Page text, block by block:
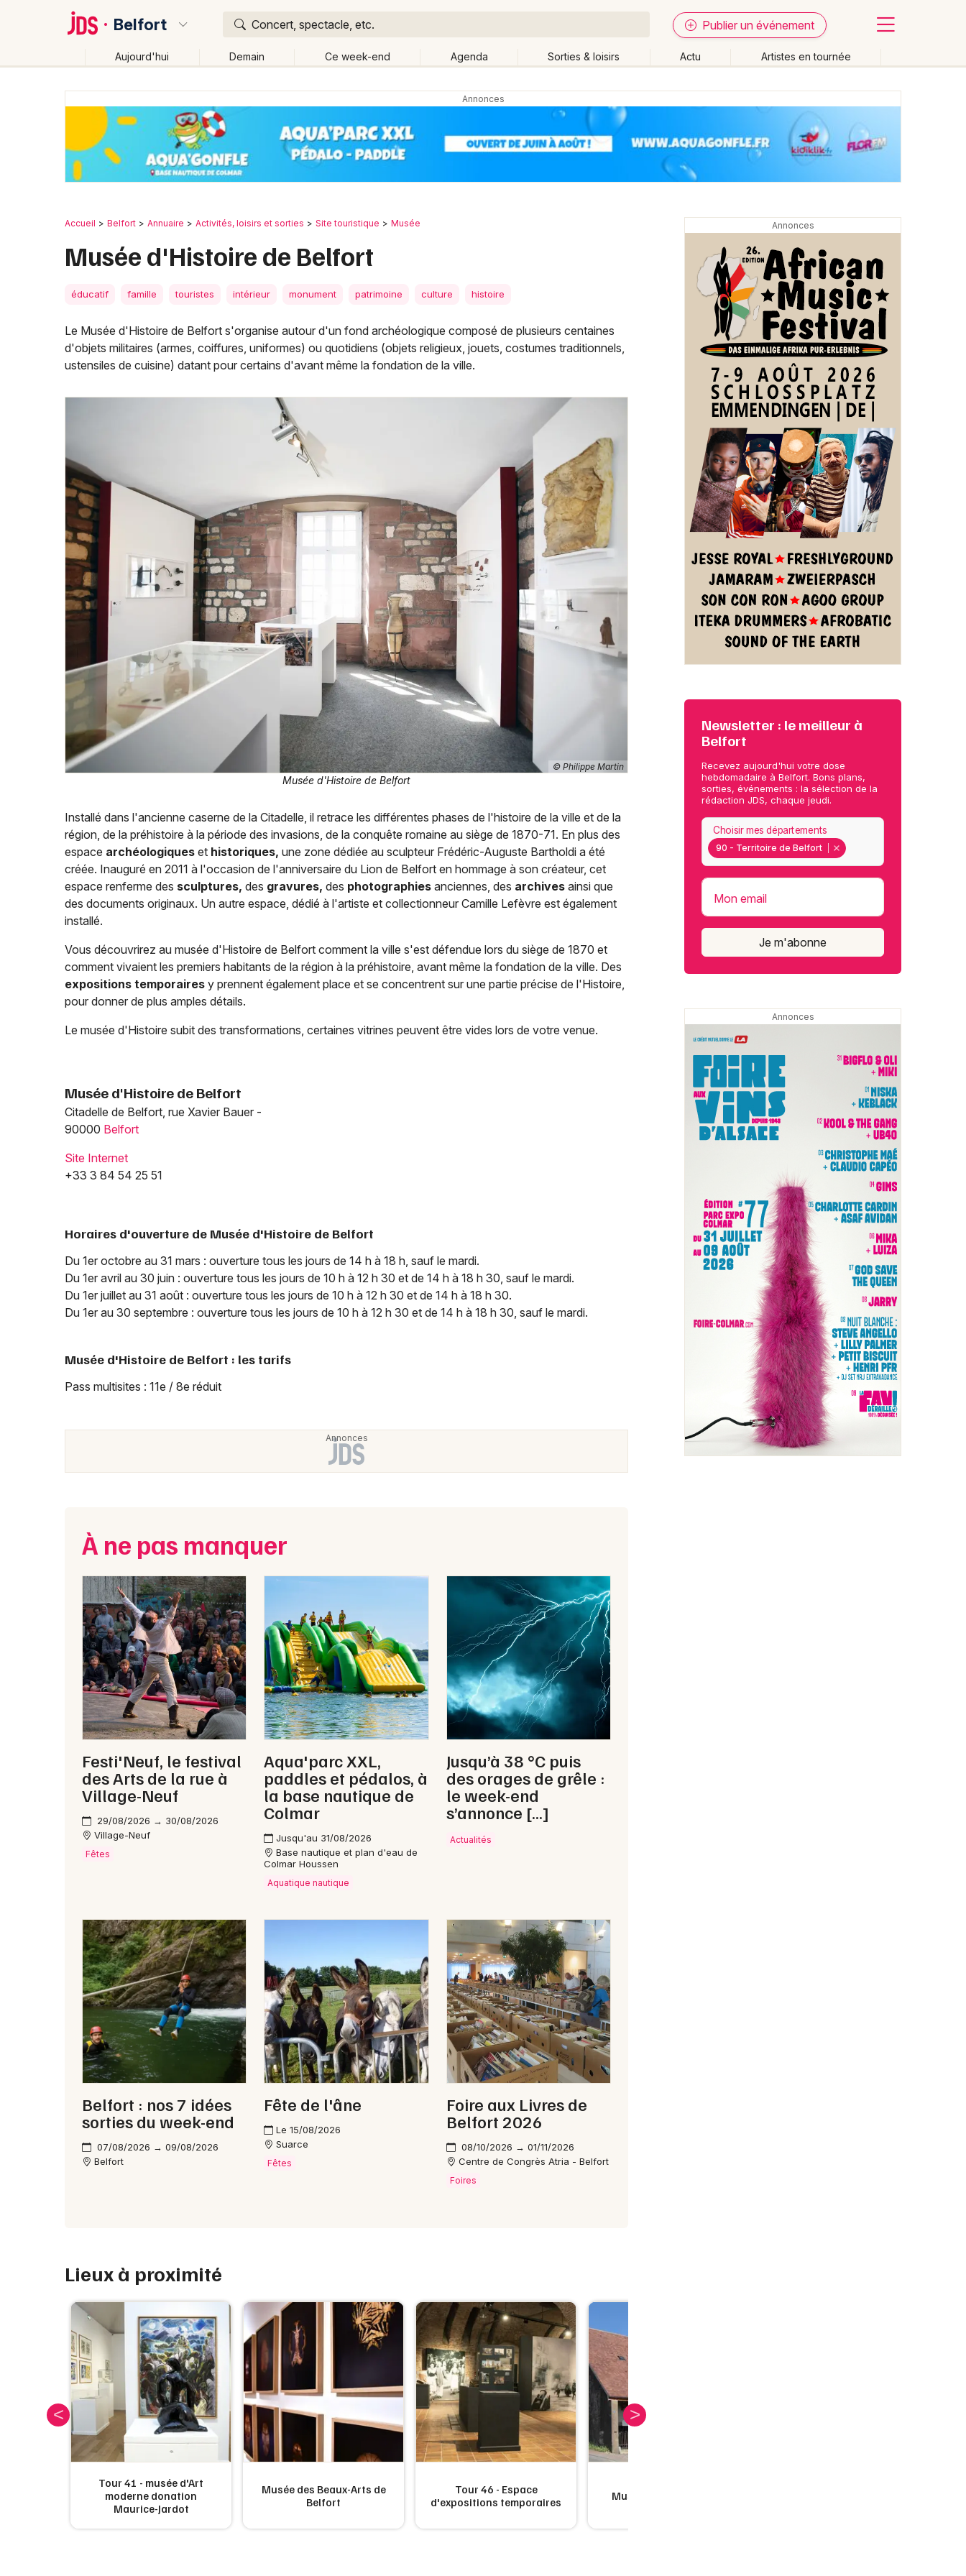
Belfort Concert, spectacle, etc. Publier un événement
Aujourd'hui Demain Ce week-end Agenda Sorties & loisirs Actu Artistes en tournée
Publier un événement
Grands événements
Activité & Expérience
Manifestations
Foires & salons
Spectacles
Concerts
Expos
Sorties & loisirs
Musée dans le Territoire de Belfort
Musée en Franche-Comté
Musée en Bourgogne-Franche-Comté
Newsletter des sorties
Artistes en tournée
Actus à Belfort
Magazine à Belfort
90 - Territoire de Belfort
Bordeaux
Marseille
Mulhouse
Montpellier
Toulouse
Toutes les villes
Accueil Belfort Annuaire Activités, loisirs et sorties Site touristique Musée
Musée d'Histoire de Belfort
éducatif famille touristes intérieur monument patrimoine culture histoire
Le Musée d'Histoire de Belfort s'organise autour d'un fond archéologique composé de plusieurs centaines
d'objets militaires (armes, coiffures, uniformes) ou quotidiens (objets religieux, jouets, costumes traditionnels,
ustensiles de cuisine) datant pour certains d'avant même la fondation de la ville.
© Philippe Martin
Musée d'Histoire de Belfort
Installé dans l'ancienne caserne de la Citadelle, il retrace les différentes phases de l'histoire de la ville et de la
région, de la préhistoire à la période des invasions, de la conquête romaine au siège de 1870-71. En plus des
espace archéologiques et historiques, une zone dédiée au sculpteur Frédéric-Auguste Bartholdi a été
créée. Inauguré en 2011 à l'occasion de l'anniversaire du Lion de Belfort en hommage à son créateur, cet
espace renferme des sculptures, des gravures, des photographies anciennes, des archives ainsi que
des documents originaux. Un autre espace, dédié à l'artiste et collectionneur Camille Lefèvre est également
installé.
Vous découvrirez au musée d'Histoire de Belfort comment la ville s'est défendue lors du siège de 1870 et
comment vivaient les premiers habitants de la région à la préhistoire, avant même la fondation de la ville. Des
expositions temporaires y prennent également place et se concentrent sur une partie précise de l'Histoire,
pour donner de plus amples détails.
Le musée d'Histoire subit des transformations, certaines vitrines peuvent être vides lors de votre venue.
Musée d'Histoire de Belfort
Citadelle de Belfort, rue Xavier Bauer -
90000 Belfort
Site Internet
+33 3 84 54 25 51
Horaires d'ouverture de Musée d'Histoire de Belfort
Du 1er octobre au 31 mars : ouverture tous les jours de 14 h à 18 h, sauf le mardi.
Du 1er avril au 30 juin : ouverture tous les jours de 10 h à 12 h 30 et de 14 h à 18 h 30, sauf le mardi.
Du 1er juillet au 31 août : ouverture tous les jours de 10 h à 12 h 30 et de 14 h à 18 h 30.
Du 1er au 30 septembre : ouverture tous les jours de 10 h à 12 h 30 et de 14 h à 18 h 30, sauf le mardi.
Musée d'Histoire de Belfort : les tarifs
Pass multisites : 11e / 8e réduit
À ne pas manquer
Festi'Neuf, le festival
des Arts de la rue à
Village-Neuf
29/08/2026 → 30/08/2026
Village-Neuf
Fêtes
Aqua'parc XXL,
paddles et pédalos, à
la base nautique de
Colmar
Jusqu'au 31/08/2026
Base nautique et plan d'eau de
Colmar Houssen
Aquatique nautique
Jusqu’à 38 °C puis
des orages de grêle :
le week-end
s’annonce […]
Actualités
Belfort : nos 7 idées
sorties du week-end
07/08/2026 → 09/08/2026
Belfort
Fête de l'âne
Le 15/08/2026
Suarce
Fêtes
Foire aux Livres de
Belfort 2026
08/10/2026 → 01/11/2026
Centre de Congrès Atria - Belfort
Foires
Lieux à proximité
Tour 41 - musée d'Art
moderne donation
Maurice-Jardot
Musée des Beaux-Arts de
Belfort
Tour 46 - Espace
d'expositions temporaires
Musée agricole Botans
Newsletter : le meilleur à
Belfort
Recevez aujourd'hui votre dose
hebdomadaire à Belfort. Bons plans,
sorties, événements : la sélection de la
rédaction JDS, chaque jeudi.
90 - Territoire de Belfort
Choisir mes départements
Mon email
Je m'abonne
Belfort et alentours Territoire de Belfort (90) Franche-Comté
Quand ? Effacer les dates
Ce week-end